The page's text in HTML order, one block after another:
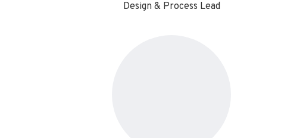
Design & Process Lead